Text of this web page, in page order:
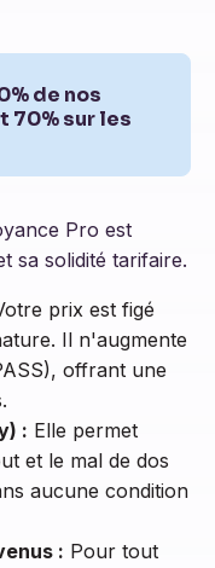
de nos
70% sur les
Pro est
sa solidité tarifaire.
prix est figé
Il n'augmente
offrant une
: Elle permet
et le mal de dos
aucune condition
: Pour tout